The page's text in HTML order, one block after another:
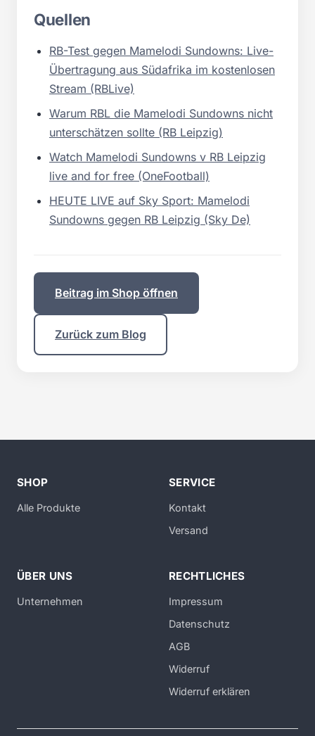
Quellen
RB-Test gegen Mamelodi Sundowns: Live-
Übertragung aus Südafrika im kostenlosen
Stream (RBLive)
Warum RBL die Mamelodi Sundowns nicht
unterschätzen sollte (RB Leipzig)
Watch Mamelodi Sundowns v RB Leipzig
live and for free (OneFootball)
HEUTE LIVE auf Sky Sport: Mamelodi
Sundowns gegen RB Leipzig (Sky De)
Beitrag im Shop öffnen
Zurück zum Blog
SHOP
Alle Produkte
SERVICE
Kontakt
Versand
ÜBER UNS
Unternehmen
RECHTLICHES
Impressum
Datenschutz
AGB
Widerruf
Widerruf erklären